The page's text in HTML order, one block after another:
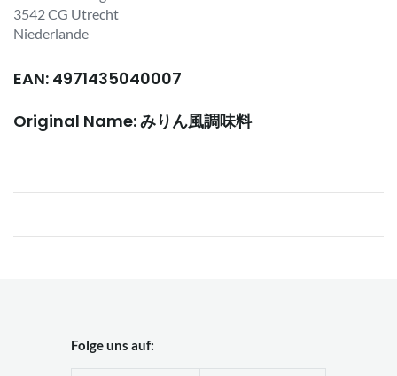
3542 CG Utrecht
Niederlande
EAN: 4971435040007
Original Name: みりん風調味料
Folge uns auf: